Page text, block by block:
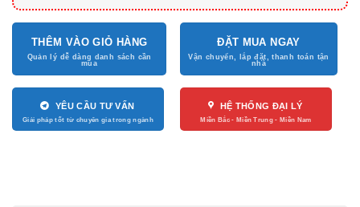
THÊM VÀO GIỎ HÀNG ĐẶT MUA NGAY
YÊU CẦU TƯ VẤN HỆ THỐNG ĐẠI LÝ